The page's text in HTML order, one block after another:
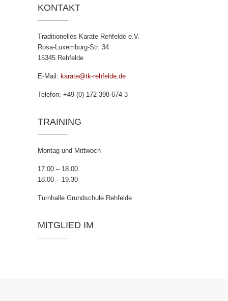
KONTAKT
Traditionelles Karate Rehfelde e.V.
Rosa-Luxemburg-Str. 34
15345 Rehfelde
E-Mail: karate@tk-rehfelde.de
Telefon: +49 (0) 172 398 674 3
TRAINING
Montag und Mittwoch
17.00 – 18.00
18.00 – 19.30
Turnhalle Grundschule Rehfelde
MITGLIED IM